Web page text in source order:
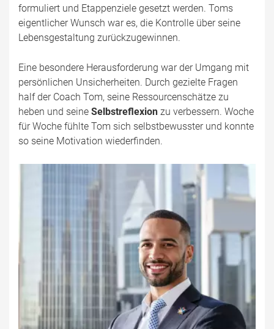
formuliert und Etappenziele gesetzt werden. Toms
eigentlicher Wunsch war es, die Kontrolle über seine
Lebensgestaltung zurückzugewinnen.
Eine besondere Herausforderung war der Umgang mit
persönlichen Unsicherheiten. Durch gezielte Fragen
half der Coach Tom, seine Ressourcenschätze zu
heben und seine Selbstreflexion zu verbessern. Woche
für Woche fühlte Tom sich selbstbewusster und konnte
so seine Motivation wiederfinden.